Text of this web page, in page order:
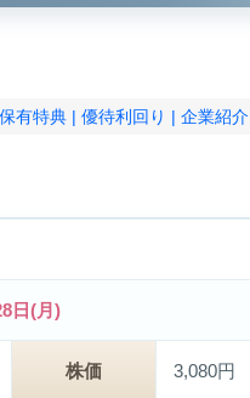
有特典 優待利回り 企業紹介
日(月)
株価 3,080円